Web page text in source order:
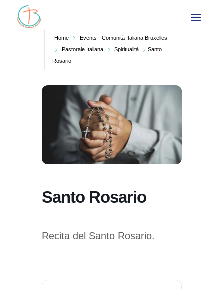
Home
Events - Comunità Italiana Bruxelles
Pastorale Italiana
Spiritualità
Santo
Rosario
Santo Rosario
Recita del Santo Rosario.